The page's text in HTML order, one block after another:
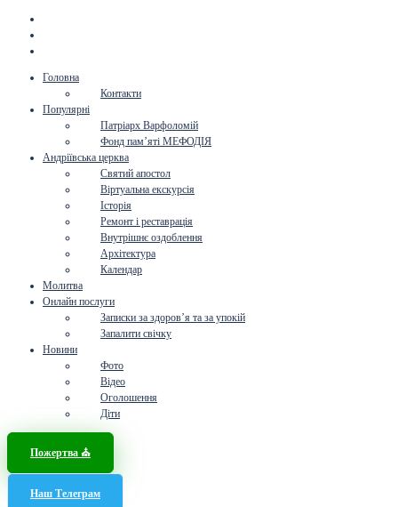
Головна
Контакти
Популярні
Патріарх Варфоломій
Фонд пам’яті МЕФОДІЯ
Андріївська церква
Святий апостол
Віртуальна екскурсія
Історія
Ремонт і реставрація
Внутрішнє оздоблення
Архітектура
Календар
Молитва
Онлайн послуги
Записки за здоров’я та за упокій
Запалити свічку
Новини
Фото
Відео
Оголошення
Діти
Пожертва ⛪️
Наш Телеграм